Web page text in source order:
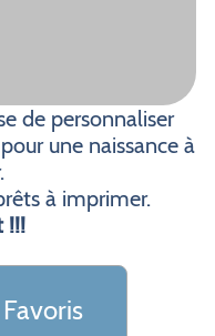
de personnaliser
une naissance à
à imprimer.
!!!